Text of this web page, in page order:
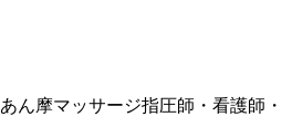
ん摩マッサージ指圧師・看護師・